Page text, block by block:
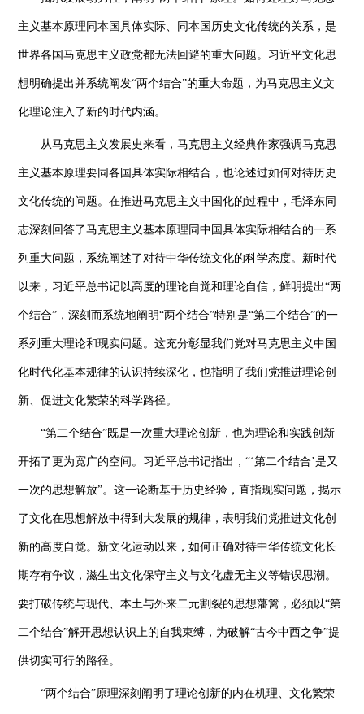
主义基本原理同本国具体实际、同本国历史文化传统的关系，是
世界各国马克思主义政党都无法回避的重大问题。习近平文化思
想明确提出并系统阐发“两个结合”的重大命题，为马克思主义文
化理论注入了新的时代内涵。
从马克思主义发展史来看，马克思主义经典作家强调马克思
主义基本原理要同各国具体实际相结合，也论述过如何对待历史
文化传统的问题。在推进马克思主义中国化的过程中，毛泽东同
志深刻回答了马克思主义基本原理同中国具体实际相结合的一系
列重大问题，系统阐述了对待中华传统文化的科学态度。新时代
以来，习近平总书记以高度的理论自觉和理论自信，鲜明提出“两
个结合”，深刻而系统地阐明“两个结合”特别是“第二个结合”的一
系列重大理论和现实问题。这充分彰显我们党对马克思主义中国
化时代化基本规律的认识持续深化，也指明了我们党推进理论创
新、促进文化繁荣的科学路径。
“第二个结合”既是一次重大理论创新，也为理论和实践创新
开拓了更为宽广的空间。习近平总书记指出，“‘第二个结合’是又
一次的思想解放”。这一论断基于历史经验，直指现实问题，揭示
了文化在思想解放中得到大发展的规律，表明我们党推进文化创
新的高度自觉。新文化运动以来，如何正确对待中华传统文化长
期存有争议，滋生出文化保守主义与文化虚无主义等错误思潮。
要打破传统与现代、本土与外来二元割裂的思想藩篱，必须以“第
二个结合”解开思想认识上的自我束缚，为破解“古今中西之争”提
供切实可行的路径。
“两个结合”原理深刻阐明了理论创新的内在机理、文化繁荣